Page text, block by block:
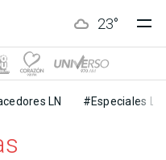
23°
LN #Especiales LN